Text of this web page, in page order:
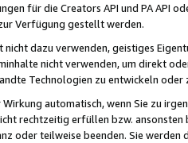
für die Creators API und PA API
Verfügung gestellt werden.
dazu verwenden, geistiges
nicht verwenden, um direkt
Technologien zu entwickeln
automatisch, wenn Sie zu
rechtzeitig erfüllen bzw. ansonsten
oder teilweise beenden. Sie werden